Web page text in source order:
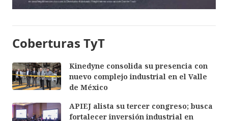
Coberturas TyT
Kinedyne consolida su presencia con
nuevo complejo industrial en el Valle
de México
APIEJ alista su tercer congreso; busca
fortalecer inversión industrial en